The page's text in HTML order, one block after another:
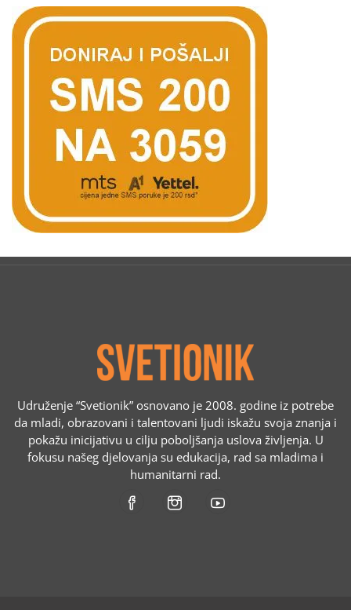
Udruženje “Svetionik” osnovano je 2008. godine iz potrebe
da mladi, obrazovani i talentovani ljudi iskažu svoja znanja i
pokažu inicijativu u cilju poboljšanja uslova življenja. U
fokusu našeg djelovanja su edukacija, rad sa mladima i
humanitarni rad.